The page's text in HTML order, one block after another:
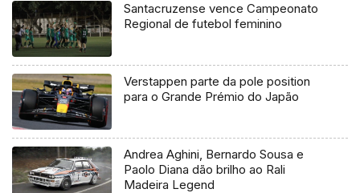
Santacruzense vence Campeonato
Regional de futebol feminino
Verstappen parte da pole position
para o Grande Prémio do Japão
Andrea Aghini, Bernardo Sousa e
Paolo Diana dão brilho ao Rali
Madeira Legend